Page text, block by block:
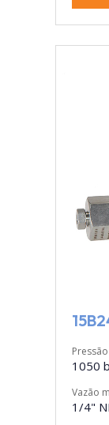
1050
Vazão
1/4"